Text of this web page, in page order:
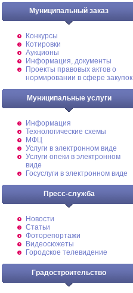
Муниципальный заказ
Конкурсы
Котировки
Аукционы
Информация, документы
Проекты правовых актов о
нормировании в сфере закупок
Муниципальные услуги
Информация
Технологические схемы
МФЦ
Услуги в электронном виде
Услуги опеки в электронном
виде
Госуслуги в электронном виде
Пресс-служба
Новости
Статьи
Фоторепортажи
Видеосюжеты
Городское телевидение
Градостроительство